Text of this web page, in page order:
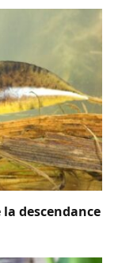
descendance